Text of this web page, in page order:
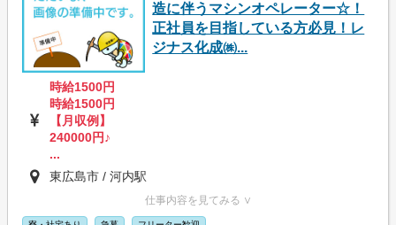
造に伴うマシンオペレーター☆！
正社員を目指している方必見！レ
ジナス化成㈱...
時給1500円
時給1500円
【月収例】
240000円♪
...
東広島市 / 河内駅
仕事内容を見てみる ∨